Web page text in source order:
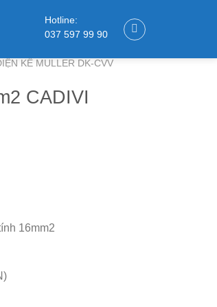
Hotline:
037 597 99 90
KẾ MULLER DK-CVV
CADIVI
16mm2